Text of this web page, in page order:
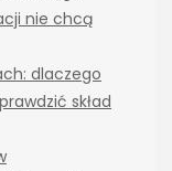
nie chcą
dlaczego
skład